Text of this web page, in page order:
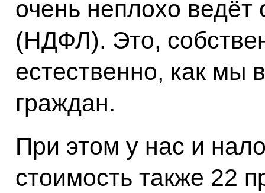
очень неплохо
(НДФЛ). Это,
естественно, как мы
граждан.
При этом у нас и
стоимость также 22